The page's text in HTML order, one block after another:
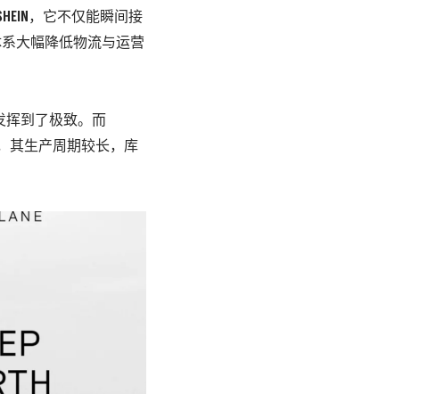
，它不仅能瞬间接
大幅降低物流与运营
挥到了极致。 而
其生产周期较长，库